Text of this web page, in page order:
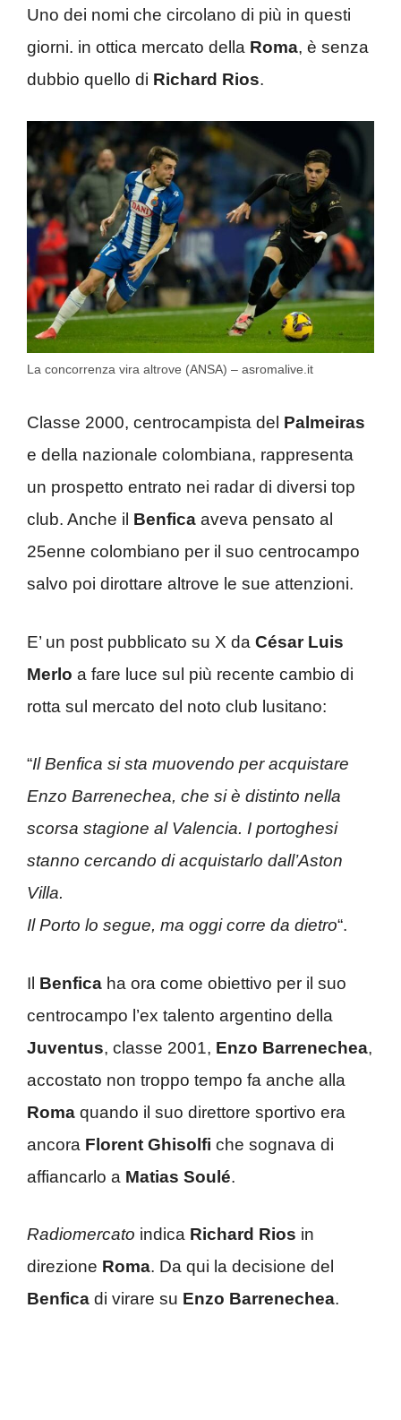
Uno dei nomi che circolano di più in questi
giorni. in ottica mercato della Roma, è senza
dubbio quello di Richard Rios.
La concorrenza vira altrove (ANSA) – asromalive.it
Classe 2000, centrocampista del Palmeiras
e della nazionale colombiana, rappresenta
un prospetto entrato nei radar di diversi top
club. Anche il Benfica aveva pensato al
25enne colombiano per il suo centrocampo
salvo poi dirottare altrove le sue attenzioni.
E’ un post pubblicato su X da César Luis
Merlo a fare luce sul più recente cambio di
rotta sul mercato del noto club lusitano:
“Il Benfica si sta muovendo per acquistare
Enzo Barrenechea, che si è distinto nella
scorsa stagione al Valencia. I portoghesi
stanno cercando di acquistarlo dall’Aston
Villa.
Il Porto lo segue, ma oggi corre da dietro“.
Il Benfica ha ora come obiettivo per il suo
centrocampo l’ex talento argentino della
Juventus, classe 2001, Enzo Barrenechea,
accostato non troppo tempo fa anche alla
Roma quando il suo direttore sportivo era
ancora Florent Ghisolfi che sognava di
affiancarlo a Matias Soulé.
Radiomercato indica Richard Rios in
direzione Roma. Da qui la decisione del
Benfica di virare su Enzo Barrenechea.